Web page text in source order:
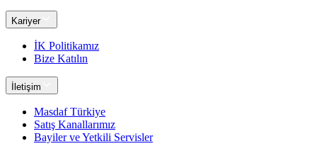
Kariyer
İK Politikamız
Bize Katılın
İletişim
Masdaf Türkiye
Satış Kanallarımız
Bayiler ve Yetkili Servisler